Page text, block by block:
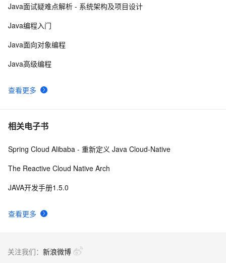
+礼帽和黑帽
10OpenCV Python threshold阈值功能
查看更多
Java面试疑难点解析 - 系统架构及项目设计
Java编程入门
Java面向对象编程
Java高级编程
相关电子书
查看更多
Spring Cloud Alibaba - 重新定义 Java Cloud-Native
The Reactive Cloud Native Arch
JAVA开发手册1.5.0
关注我们： 新浪微博